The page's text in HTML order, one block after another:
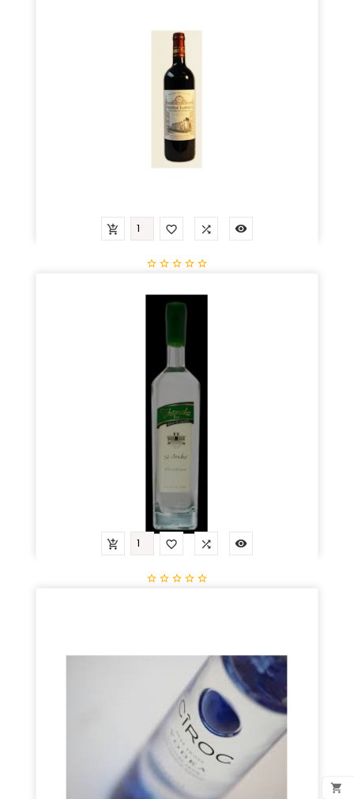

    
Prix
19,60 €
   
    
   